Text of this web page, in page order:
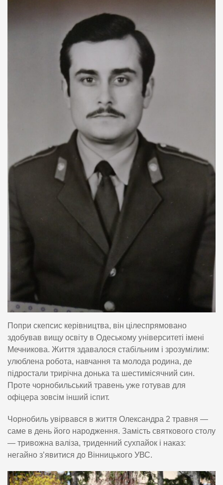
Попри скепсис керівництва, він цілеспрямовано
здобував вищу освіту в Одеському університеті імені
Мечникова. Життя здавалося стабільним і зрозумілим:
улюблена робота, навчання та молода родина, де
підростали трирічна донька та шестимісячний син.
Проте чорнобильський травень уже готував для
офіцера зовсім інший іспит.
Чорнобиль увірвався в життя Олександра 2 травня —
саме в день його народження. Замість святкового столу
— тривожна валіза, триденний сухпайок і наказ:
негайно з’явитися до Вінницького УВС.